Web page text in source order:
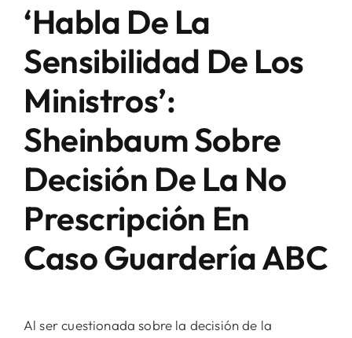
‘Habla De La
Sensibilidad De Los
Ministros’:
Sheinbaum Sobre
Decisión De La No
Prescripción En
Caso Guardería ABC
Al ser cuestionada sobre la decisión de la